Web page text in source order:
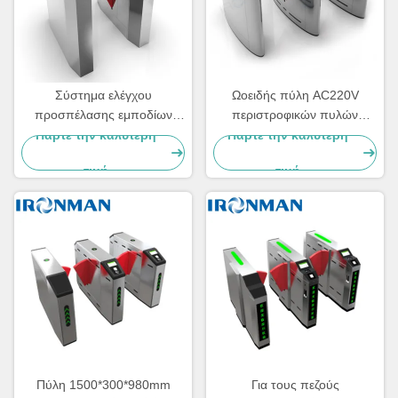
Σύστημα ελέγχου
προσπέλασης εμποδίων
χτυπημάτων περιστροφικών
πυλών πυλών φτερών τόξων
λοξοτμήσεων
Πάρτε την καλύτερη
τιμή
Ωοειδής πύλη AC220V
περιστροφικών πυλών
εμποδίων χτυπημάτων
αβούρτσιστη μηχανή
Πάρτε την καλύτερη
τιμή
Πύλη 1500*300*980mm
Για τους πεζούς